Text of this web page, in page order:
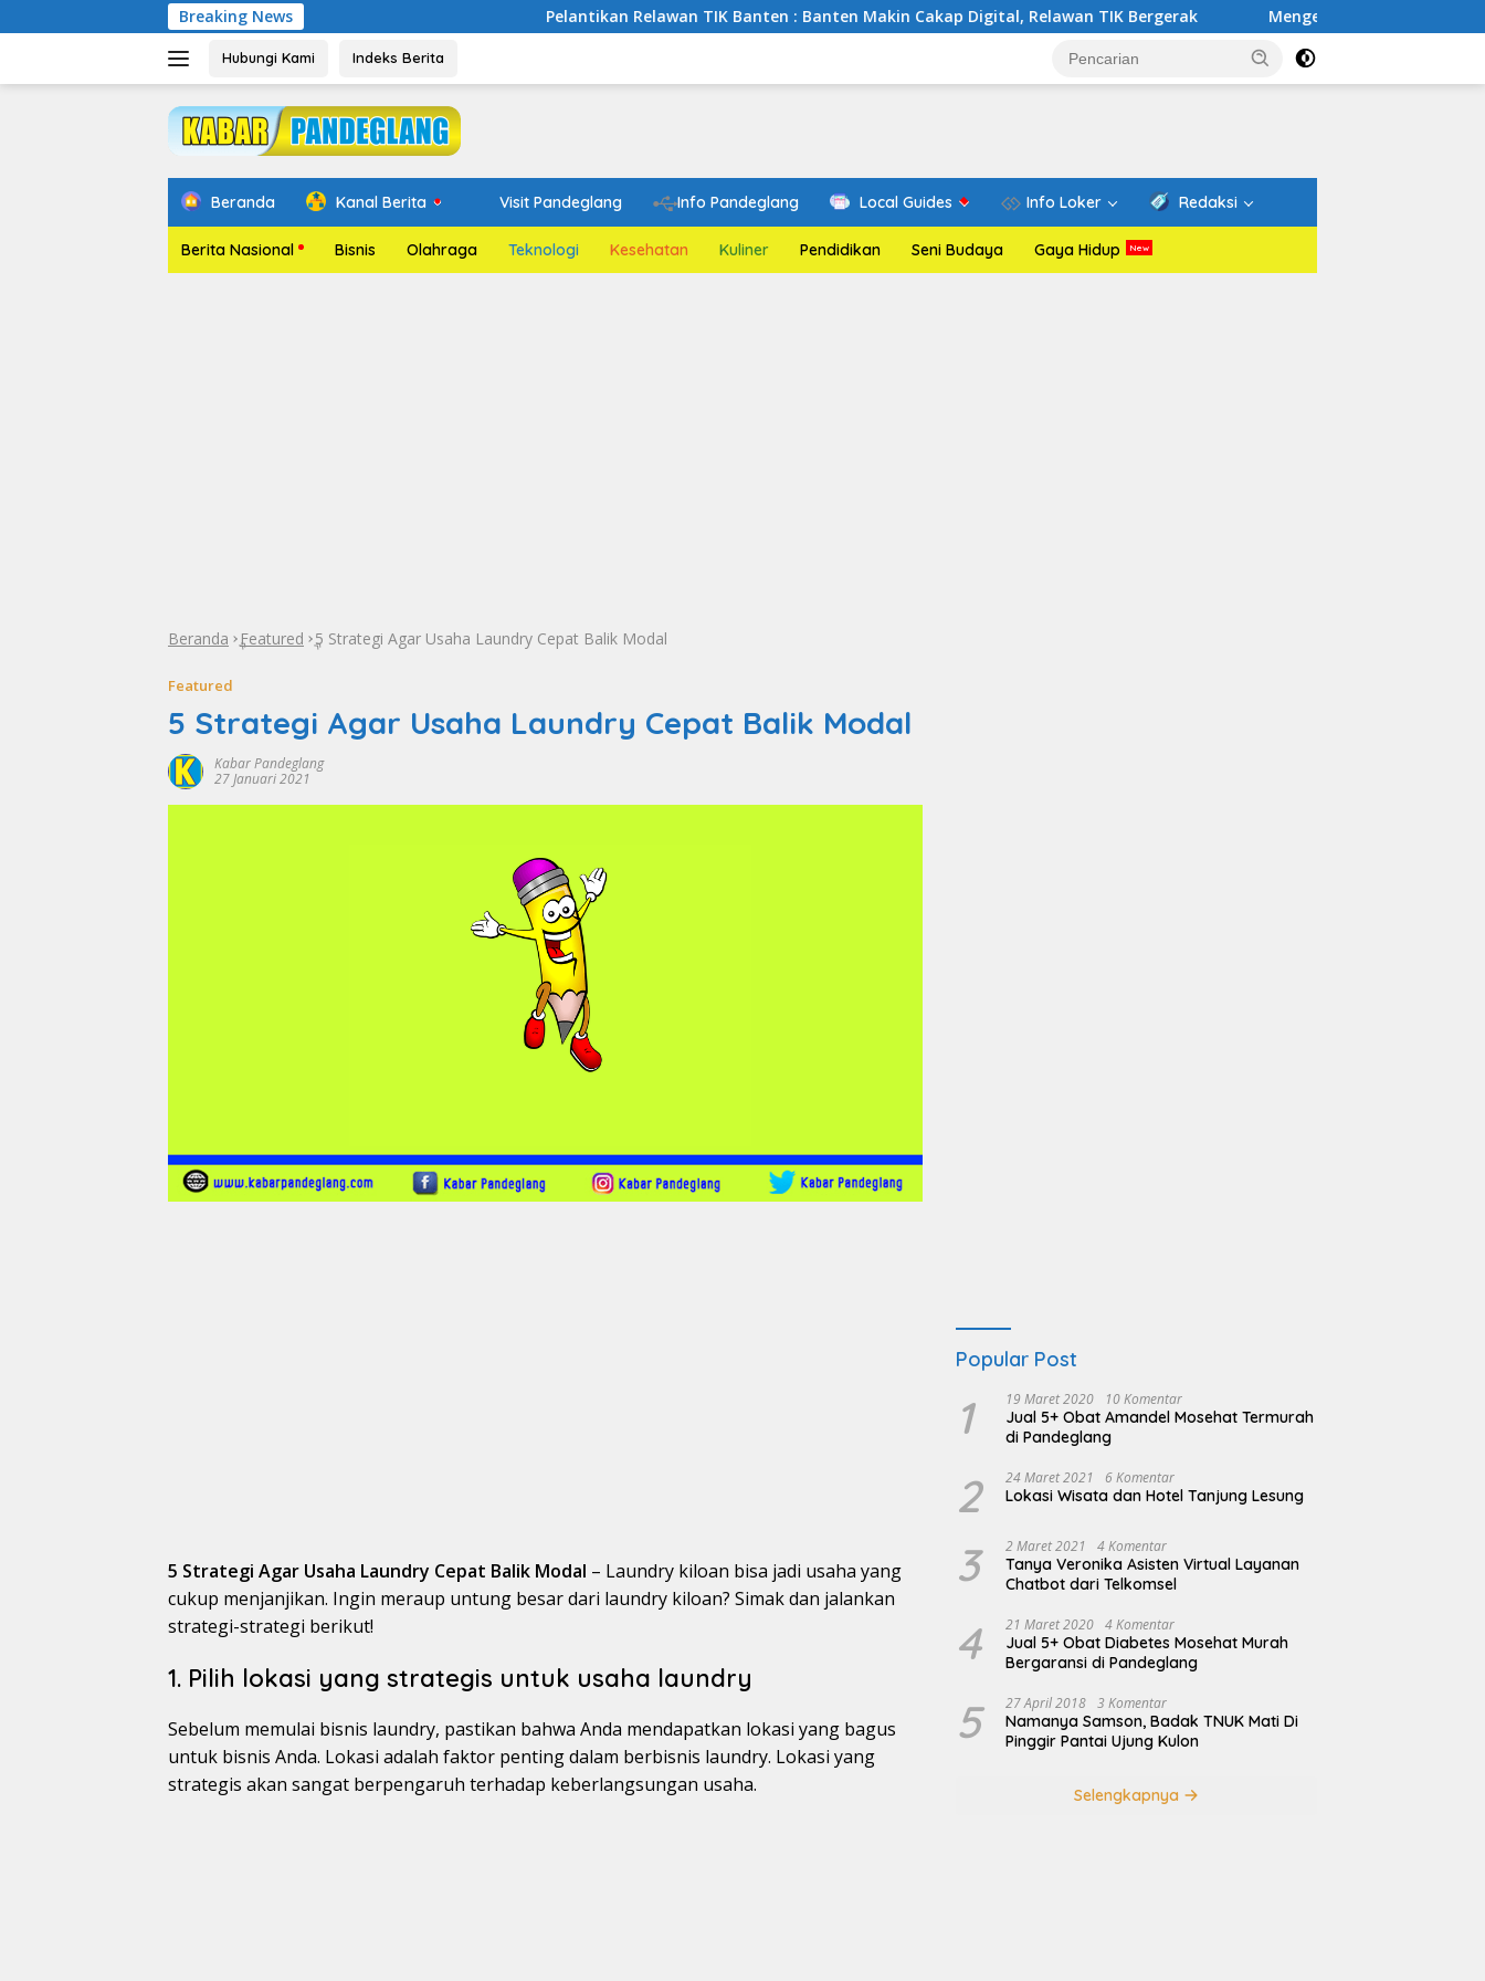
ke
Breaking News Pelantikan Relawan TIK Banten : Banten Makin Cakap Digital, Relawan TIK Bergerak Mengenal Website Resmi PAFI: Wadah
Hubungi Kami Indeks Berita
Beranda Kanal Berita Visit Pandeglang Info Pandeglang Local Guides Info Loker Redaksi
Berita Nasional Bisnis Olahraga Teknologi Kesehatan Kuliner Pendidikan Seni Budaya Gaya Hidup
Beranda »Featured »5 Strategi Agar Usaha Laundry Cepat Balik Modal
Featured
5 Strategi Agar Usaha Laundry Cepat Balik Modal
Kabar Pandeglang
27 Januari 2021
5 Strategi Agar Usaha Laundry Cepat Balik Modal – Laundry kiloan bisa jadi usaha yang
cukup menjanjikan. Ingin meraup untung besar dari laundry kiloan? Simak dan jalankan
strategi-strategi berikut!
1. Pilih lokasi yang strategis untuk usaha laundry
Sebelum memulai bisnis laundry, pastikan bahwa Anda mendapatkan lokasi yang bagus
untuk bisnis Anda. Lokasi adalah faktor penting dalam berbisnis laundry. Lokasi yang
strategis akan sangat berpengaruh terhadap keberlangsungan usaha.
Popular Post
1 19 Maret 2020 10 Komentar
Jual 5+ Obat Amandel Mosehat Termurah
di Pandeglang
2 24 Maret 2021 6 Komentar
Lokasi Wisata dan Hotel Tanjung Lesung
3 2 Maret 2021 4 Komentar
Tanya Veronika Asisten Virtual Layanan
Chatbot dari Telkomsel
4 21 Maret 2020 4 Komentar
Jual 5+ Obat Diabetes Mosehat Murah
Bergaransi di Pandeglang
5 27 April 2018 3 Komentar
Namanya Samson, Badak TNUK Mati Di
Pinggir Pantai Ujung Kulon
Selengkapnya